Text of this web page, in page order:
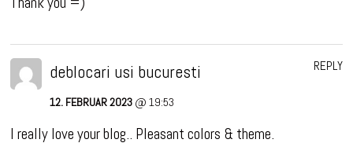
deblocari usi bucuresti
12. FEBRUAR 2023 @ 19:53
I really love your blog.. Pleasant colors & theme.
REPLY